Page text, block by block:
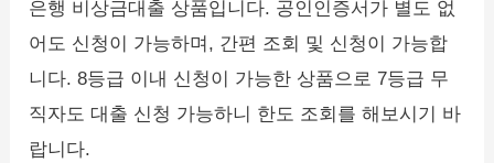
은행 비상금대출 상품입니다. 공인인증서가 별도 없
어도 신청이 가능하며, 간편 조회 및 신청이 가능합
니다. 8등급 이내 신청이 가능한 상품으로 7등급 무
직자도 대출 신청 가능하니 한도 조회를 해보시기 바
랍니다.